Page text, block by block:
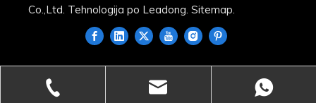
Co.,Ltd. Tehnologija po Leadong. Sitemap.